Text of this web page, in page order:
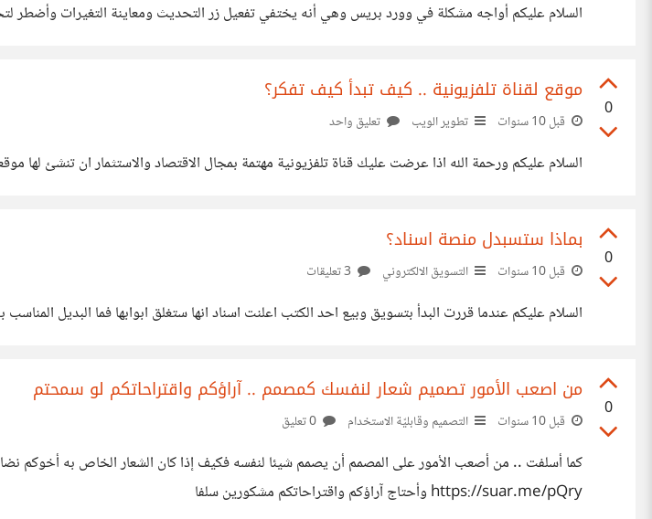
السلام عليكم أواجه مشكلة في وورد بريس وهي أنه يختفي تفعيل زر التحديث ومعاينة التغيرات وأضطر
0
موقع لقناة تلفزيونية .. كيف تبدأ كيف تفكر؟
قبل 10 سنوات تطوير الويب تعليق واحد
السلام عليكم ورحمة الله اذا عرضت عليك قناة تلفزيونية مهتمة بمجال الاقتصاد والاستثمار ان تنشئ
0
بماذا ستسبدل منصة اسناد؟
قبل 10 سنوات التسويق الالكتروني
السلام عليكم عندما قررت البدأ بتسويق وبيع احد الكتب اعلنت اسناد انها ستغلق ابوابها فما البديل المناسب
0
من اصعب الأمور تصميم شعار لنفسك كمصمم .. آراؤكم واقتراحاتكم لو سمحتم
قبل 10 سنوات التصميم وقابليّة الاستخدام
https://suar.me/pQry وأحتاج آراؤكم واقتراحاتكم مشكورين سلفا